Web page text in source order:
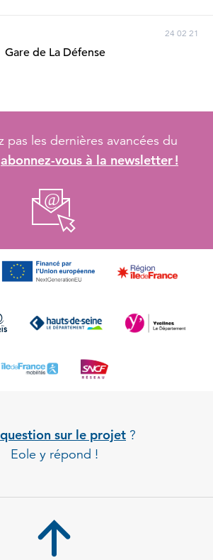
24 02 21
Gare de La Défense
pas les dernières avancées du
abonnez-vous à la newsletter !
sur le projet ?
Eole y répond !